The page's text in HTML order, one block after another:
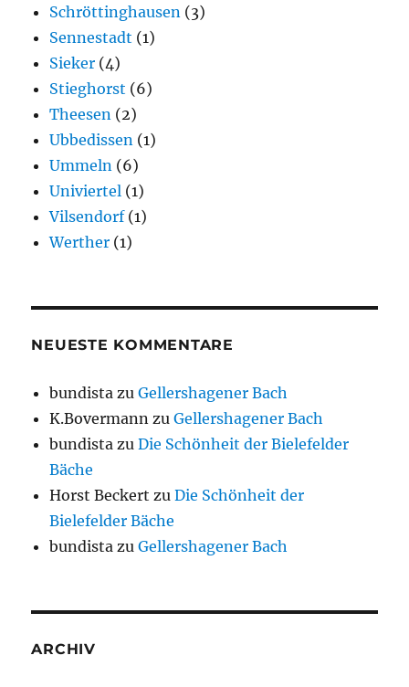
Schröttinghausen (3)
Sennestadt (1)
Sieker (4)
Stieghorst (6)
Theesen (2)
Ubbedissen (1)
Ummeln (6)
Univiertel (1)
Vilsendorf(1)
Werther (1)
NEUESTE KOMMENTARE
bundista zuGellershagener Bach
K.Bovermann zuGellershagener Bach
bundista zuDie Schönheit der Bielefelder
Bäche
Horst Beckert zuDie Schönheit der
Bielefelder Bäche
bundista zuGellershagener Bach
ARCHIV